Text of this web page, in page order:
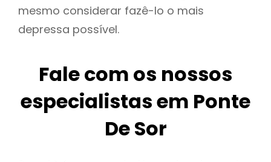
mesmo considerar fazê-lo o mais
depressa possível.
Fale com os nossos
especialistas em Ponte
De Sor